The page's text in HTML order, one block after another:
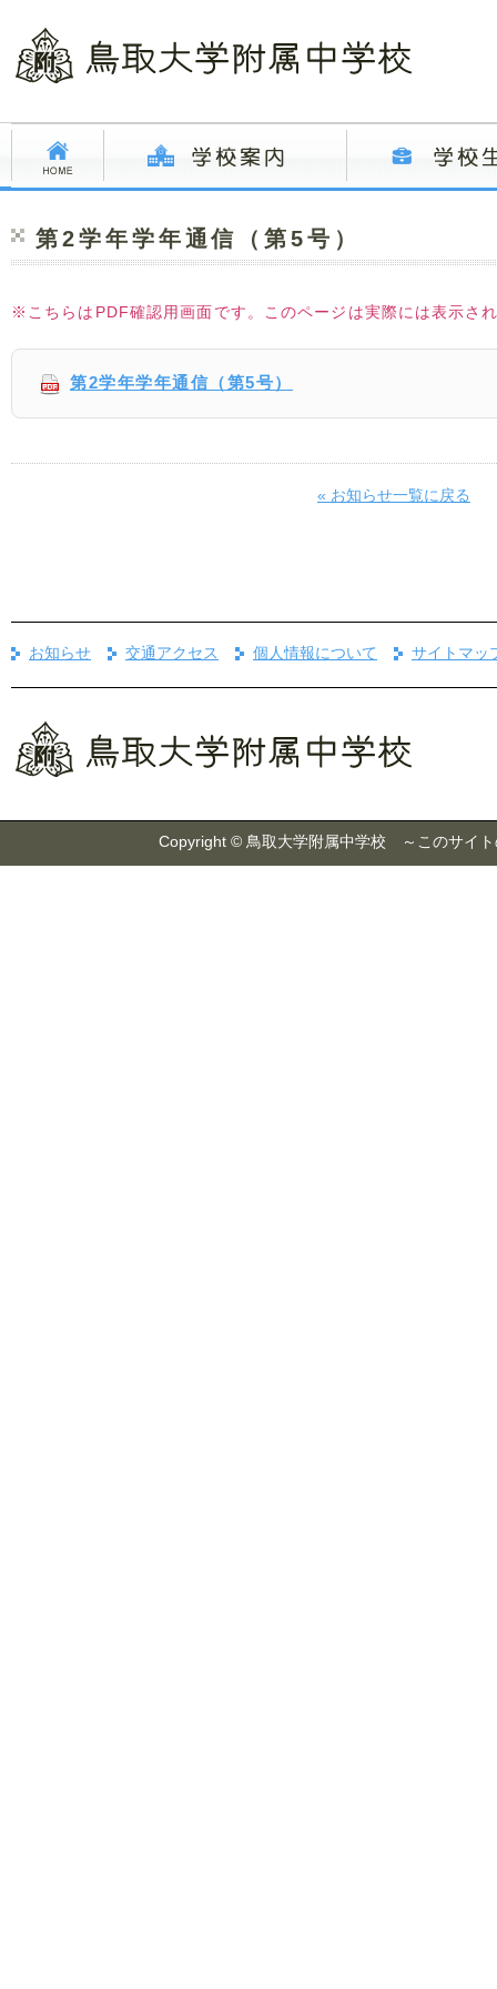
第2学年学年通信（第5号）
※こちらはPDF確認用画面です。このページは実際には表示さ
第2学年学年通信（第5号）
« お知らせ一覧に戻る
お知らせ 交通アクセス 個人情報について サイトマッ
Copyright © 鳥取大学附属中学校 ～このサイト